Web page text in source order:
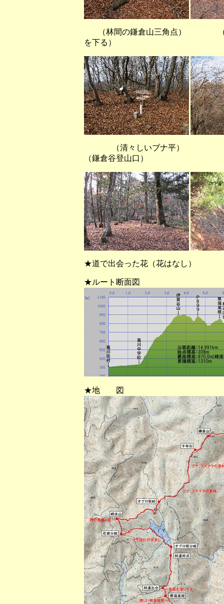
（林間の鎌倉山三角点） （
を下る）
（清々しいブ
（鎌倉谷登山口）
★道で出会った花（花はなし）
★ルート断面図
★地 図